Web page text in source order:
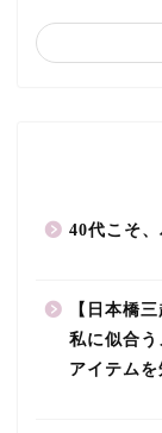
40代こそ
【日本橋
私に似合
アイテム